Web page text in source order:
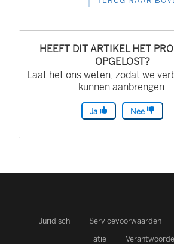
HEEFT DIT ARTIKEL HET
OPGELOST?
Laat het ons weten, zodat we
kunnen aanbrengen.
Ja Nee
Juridisch Servicevoorwaarden
atie
Verantwoorde